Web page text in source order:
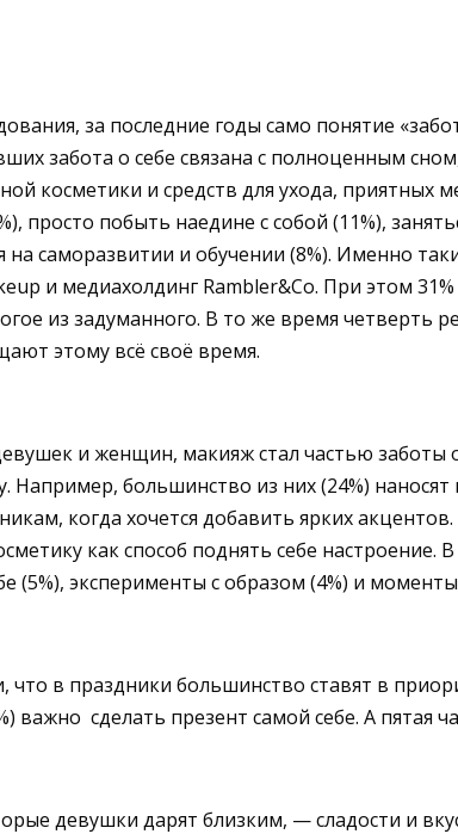
за последние годы само понятие
забота о себе связана с полноценным
косметики и средств для ухода, приятных
просто побыть наедине с собой (11%),
на саморазвитии и обучении (8%). Именно
и медиахолдинг Rambler&Co. При этом
из задуманного. В то же время четверть
этому всё своё время.
и женщин, макияж стал частью заботы
Например, большинство из них (24%)
когда хочется добавить ярких
как способ поднять себе
(5%), эксперименты с образом (4%) и моменты
что в праздники большинство ставят в
важно сделать презент самой себе. А пятая
девушки дарят близким, — сладости и